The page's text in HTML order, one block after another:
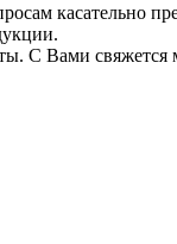
касательно
С Вами свяжется